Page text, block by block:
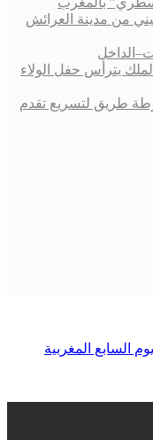
من مدينة العرائش
يترأس حفل الولاء
طريق لتسريع تقدم